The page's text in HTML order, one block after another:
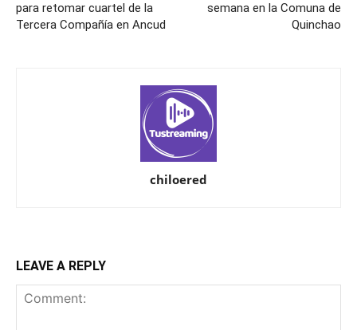
para retomar cuartel de la
Tercera Compañía en Ancud
semana en la Comuna de
Quinchao
chiloered
LEAVE A REPLY